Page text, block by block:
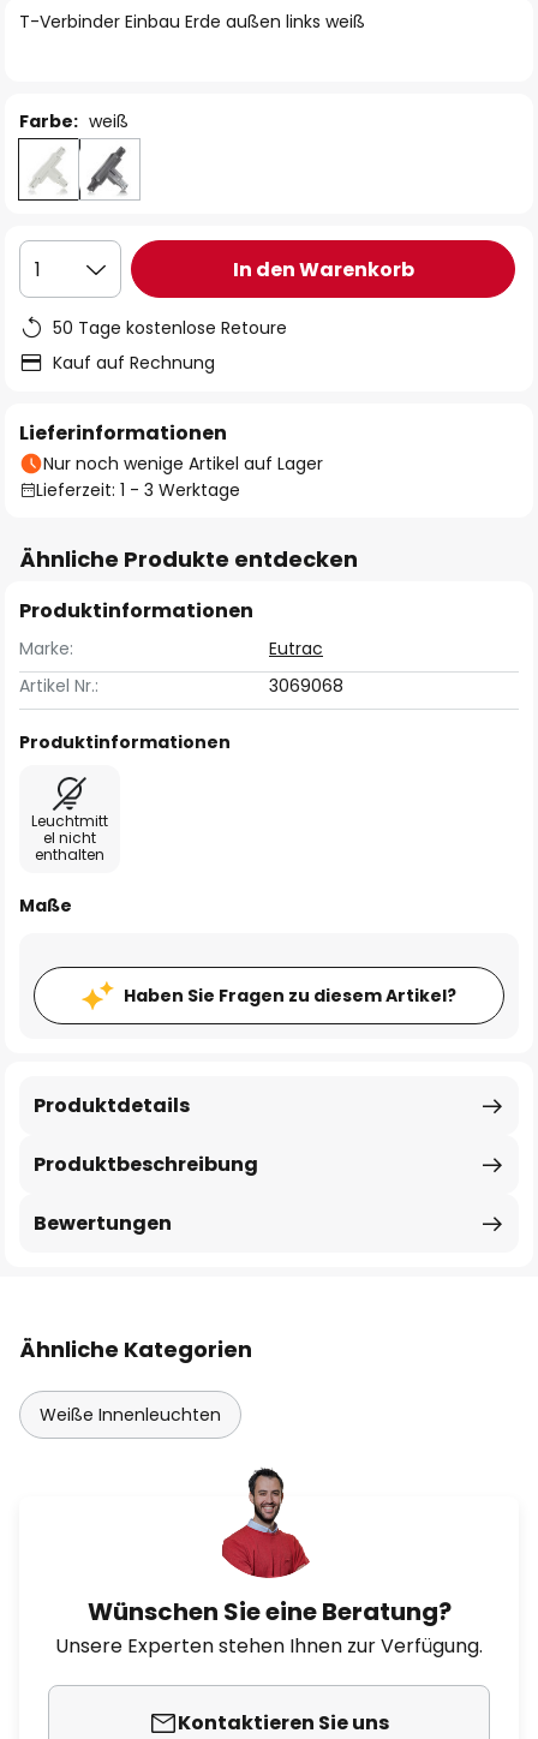
springen
T-Verbinder Einbau Erde außen links weiß
Farbe: weiß
1 In den Warenkorb
50 Tage kostenlose Retoure
Kauf auf Rechnung
Lieferinformationen
Nur noch wenige Artikel auf Lager
Lieferzeit: 1 - 3 Werktage
Ähnliche Produkte entdecken
Produktinformationen
Marke:
Eutrac
Artikel Nr.:
3069068
Produktinformationen
Leuchtmitt
el nicht
enthalten
Maße
Haben Sie Fragen zu diesem Artikel?
Produktbeschreibung
Produktdetails
Bewertungen
Ähnliche Kategorien
Weiße Innenleuchten
Wünschen Sie eine Beratung?
Unsere Experten stehen Ihnen zur Verfügung.
Kontaktieren Sie uns